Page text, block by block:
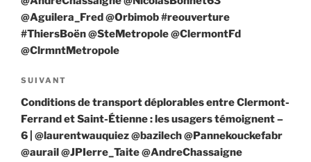
@Aguilera_Fred @Orbimob #reouverture
#ThiersBoën @SteMetropole @ClermontFd
@ClrmntMetropole
Article
suivant
SUIVANT
Conditions de transport déplorables entre Clermont-
Ferrand et Saint-Étienne : les usagers témoignent –
6 | @laurentwauquiez @bazilech @Pannekouckefabr
@aurail @JPIerre_Taite @AndreChassaigne